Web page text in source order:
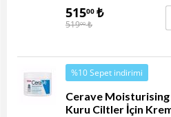
51500 ₺
51900 ₺
%10 Sepet indirimi
Cerave
Kuru Ciltler İçin